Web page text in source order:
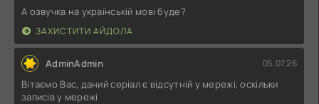
А озвучка на українській мові буде?
ЗАХИСТИТИ АЙДОЛА
AdminAdmin 05.07.26
Вітаємо Вас, даний серіал є відсутній у мережі, оскільки
записів у мережі